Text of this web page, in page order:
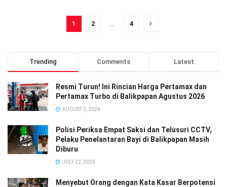
1 2 4
Trending Comments Latest
Resmi Turun! Ini Rincian Harga Pertamax dan
Pertamax Turbo di Balikpapan Agustus 2026
AUGUST 2, 2026
Polisi Periksa Empat Saksi dan Telusuri CCTV,
Pelaku Penelantaran Bayi di Balikpapan Masih
Diburu
JULY 22, 2026
Menyebut Orang dengan Kata Kasar Berpotensi